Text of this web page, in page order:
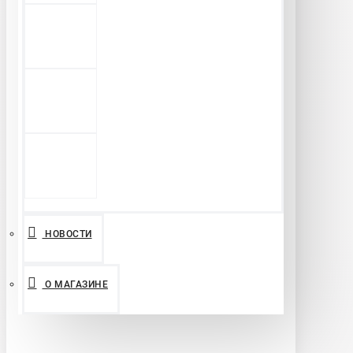
НОВОСТИ
О МАГАЗИНЕ